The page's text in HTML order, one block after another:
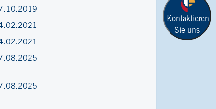
Kontaktieren
Sie uns